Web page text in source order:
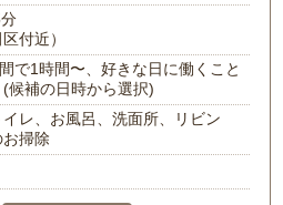
付近）
で1時間〜、好きな日に働くこと
候補の日時から選択)
レ、お風呂、洗面所、リビン
掃除